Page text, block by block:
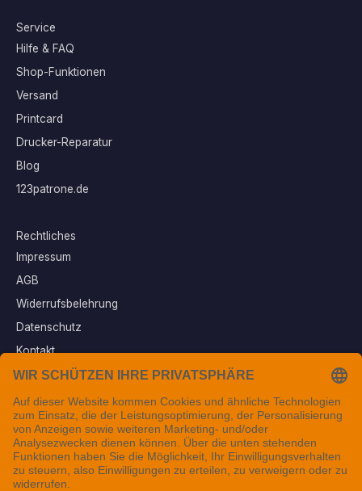
Service
Hilfe & FAQ
Shop-Funktionen
Versand
Printcard
Drucker-Reparatur
Blog
123patrone.de
Rechtliches
Impressum
AGB
Widerrufsbelehrung
Datenschutz
Kontakt
Vertrag widerrufen
Sichere Zahlungsarten